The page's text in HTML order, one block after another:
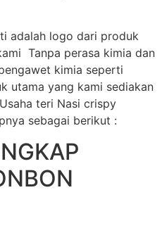
adalah logo dari produk
Tanpa perasa kimia dan
kimia seperti
utama yang kami sediakan
teri Nasi crispy
sebagai berikut :